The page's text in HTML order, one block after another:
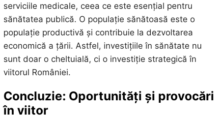
serviciile medicale, ceea ce este esențial pentru
sănătatea publică. O populație sănătoasă este o
populație productivă și contribuie la dezvoltarea
economică a țării. Astfel, investițiile în sănătate nu
sunt doar o cheltuială, ci o investiție strategică în
viitorul României.
Concluzie: Oportunități și provocări
în viitor